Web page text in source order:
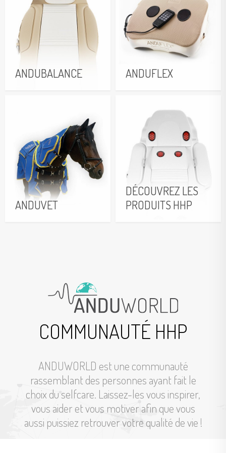
ANDUBALANCE ANDUFLEX
Plus d’Informations
ANDUVET
DÉCOUVREZ LES
PRODUITS HHP
COMMUNAUTÉ HHP
ANDUWORLD est une communauté
rassemblant des personnes ayant fait le
choix du selfcare. Laissez-les vous inspirer,
vous aider et vous motiver afin que vous
aussi puissiez retrouver votre qualité de vie !